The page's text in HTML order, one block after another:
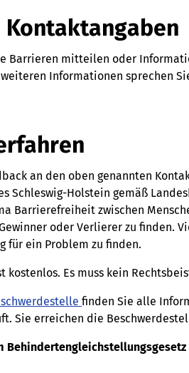
Kontaktangaben
Barrieren mitteilen oder
Informationen sprechen
an den oben genannten
Schleswig-Holstein gemäß
Barrierefreiheit zwischen
oder Verlierer zu finden.
für ein Problem zu finden.
kostenlos. Es muss kein
finden Sie alle
Sie erreichen die